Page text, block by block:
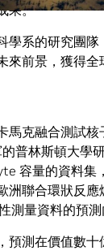
果。
學系的研究團隊
來前景，獲得
克融合測試核
普林斯頓大學
容量的資料集
洲聯合環狀反
測量資料的預測
預測在價值數